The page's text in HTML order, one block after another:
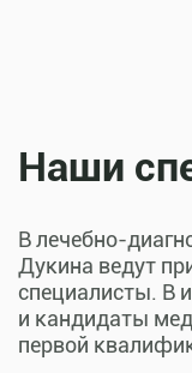
Наши
В лечебно-
Дукина ведут
специалисты. В
и кандидаты
первой